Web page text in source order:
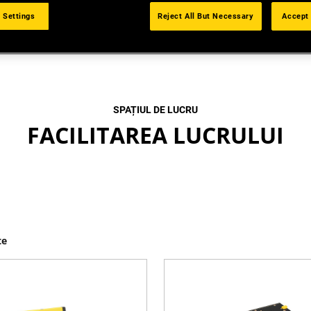
SPAȚIUL DE LUCRU
FACILITAREA LUCRULUI
Settings Reject All But Necessary Accept